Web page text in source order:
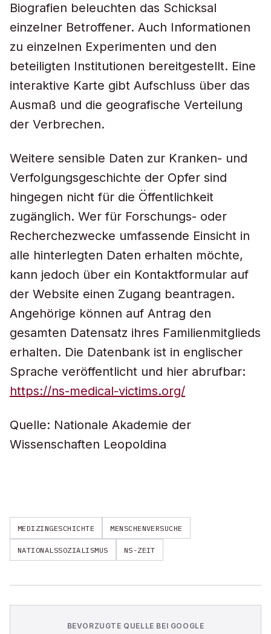
Biografien beleuchten das Schicksal
einzelner Betroffener. Auch Informationen
zu einzelnen Experimenten und den
beteiligten Institutionen bereitgestellt. Eine
interaktive Karte gibt Aufschluss über das
Ausmaß und die geografische Verteilung
der Verbrechen.
Weitere sensible Daten zur Kranken- und
Verfolgungsgeschichte der Opfer sind
hingegen nicht für die Öffentlichkeit
zugänglich. Wer für Forschungs- oder
Recherchezwecke umfassende Einsicht in
alle hinterlegten Daten erhalten möchte,
kann jedoch über ein Kontaktformular auf
der Website einen Zugang beantragen.
Angehörige können auf Antrag den
gesamten Datensatz ihres Familienmitglieds
erhalten. Die Datenbank ist in englischer
Sprache veröffentlicht und hier abrufbar:
https://ns-medical-victims.org/
Quelle: Nationale Akademie der
Wissenschaften Leopoldina
MEDIZINGESCHICHTE MENSCHENVERSUCHE
NATIONALSSOZIALISMUS NS-ZEIT
BEVORZUGTE QUELLE BEI GOOGLE